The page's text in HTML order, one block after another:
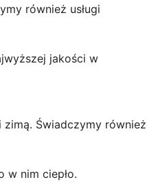
również usługi
jakości w
Świadczymy również
w nim ciepło.